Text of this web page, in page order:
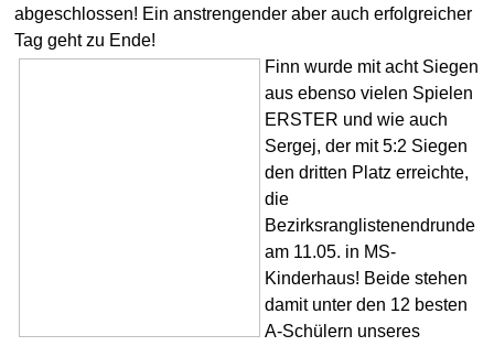
abgeschlossen! Ein anstrengender aber auch erfolgreicher
Tag geht zu Ende!
Finn wurde mit acht Siegen
aus ebenso vielen Spielen
ERSTER und wie auch
Sergej, der mit 5:2 Siegen
den dritten Platz erreichte,
die
Bezirksranglistenendrunde
am 11.05. in MS-
Kinderhaus! Beide stehen
damit unter den 12 besten
A-Schülern unseres